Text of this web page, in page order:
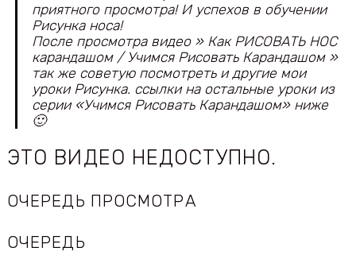
приятного просмотра! И успехов в обучении
Рисунка носа!
После просмотра видео » Как РИСОВАТЬ НОС
карандашом / Учимся Рисовать Карандашом »
так же советую посмотреть и другие мои
уроки Рисунка. ссылки на остальные уроки из
серии «Учимся Рисовать Карандашом» ниже
🙂
ЭТО ВИДЕО НЕДОСТУПНО.
ОЧЕРЕДЬ ПРОСМОТРА
ОЧЕРЕДЬ